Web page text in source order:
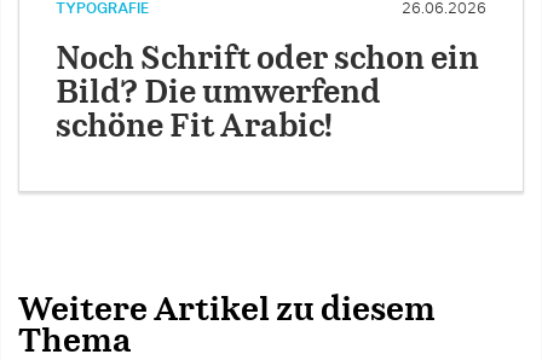
TYPOGRAFIE 26.06.2026
Noch Schrift oder schon ein
Bild? Die umwerfend
schöne Fit Arabic!
Weitere Artikel zu diesem
Thema